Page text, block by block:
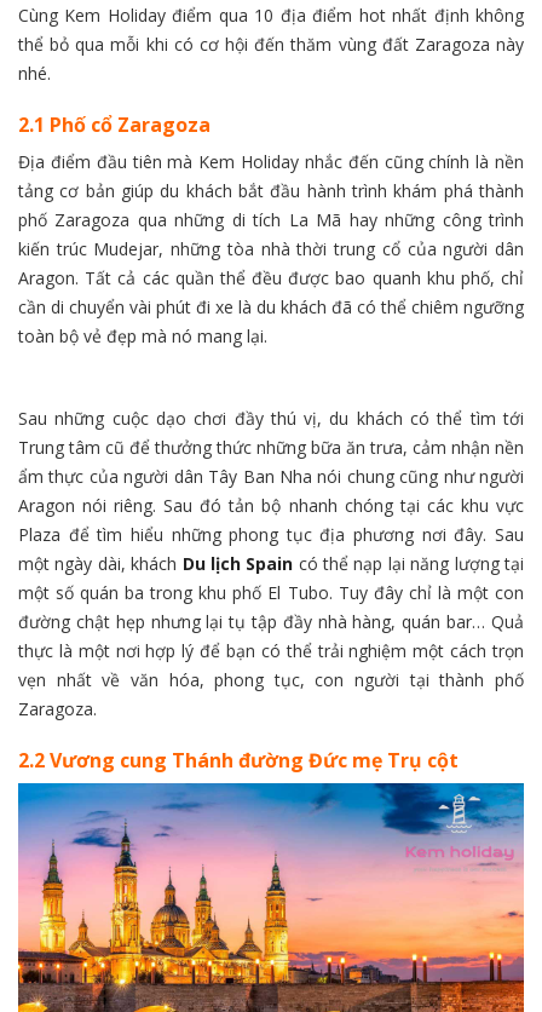
Cùng Kem Holiday điểm qua 10 địa điểm hot nhất định không
thể bỏ qua mỗi khi có cơ hội đến thăm vùng đất Zaragoza này
nhé.
2.1 Phố cổ Zaragoza
Địa điểm đầu tiên mà Kem Holiday nhắc đến cũng chính là nền
tảng cơ bản giúp du khách bắt đầu hành trình khám phá thành
phố Zaragoza qua những di tích La Mã hay những công trình
kiến trúc Mudejar, những tòa nhà thời trung cổ của người dân
Aragon. Tất cả các quần thể đều được bao quanh khu phố, chỉ
cần di chuyển vài phút đi xe là du khách đã có thể chiêm ngưỡng
toàn bộ vẻ đẹp mà nó mang lại.
Sau những cuộc dạo chơi đầy thú vị, du khách có thể tìm tới
Trung tâm cũ để thưởng thức những bữa ăn trưa, cảm nhận nền
ẩm thực của người dân Tây Ban Nha nói chung cũng như người
Aragon nói riêng. Sau đó tản bộ nhanh chóng tại các khu vực
Plaza để tìm hiểu những phong tục địa phương nơi đây. Sau
một ngày dài, khách Du lịch Spain có thể nạp lại năng lượng tại
một số quán ba trong khu phố El Tubo. Tuy đây chỉ là một con
đường chật hẹp nhưng lại tụ tập đầy nhà hàng, quán bar… Quả
thực là một nơi hợp lý để bạn có thể trải nghiệm một cách trọn
vẹn nhất về văn hóa, phong tục, con người tại thành phố
Zaragoza.
2.2 Vương cung Thánh đường Đức mẹ Trụ cột